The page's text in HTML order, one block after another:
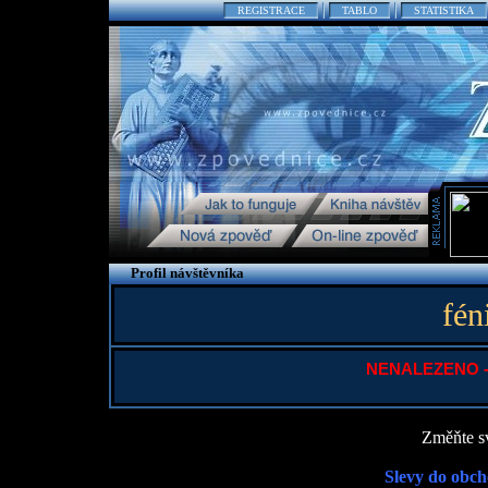
REGISTRACE TABLO STATISTIKA
Profil návštěvníka
NENALEZENO
Změňte
Slevy do